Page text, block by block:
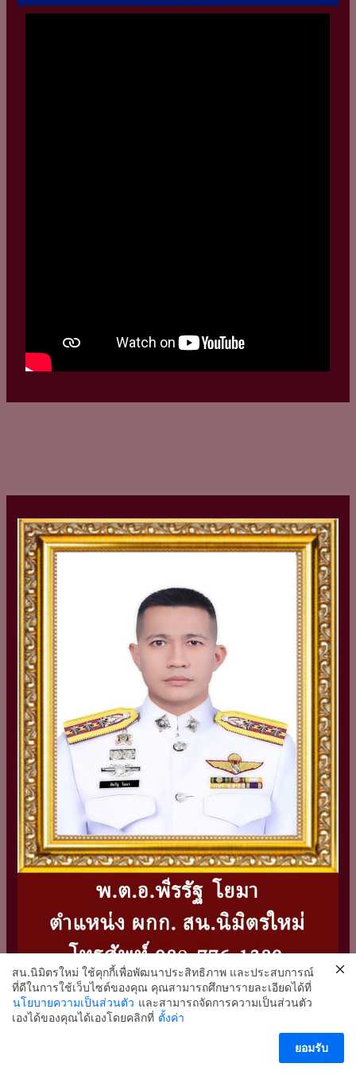
สน.นิมิตรใหม่ ใช้คุกกี้เพื่อพัฒนาประสิทธิภาพ และประสบการณ์
ที่ดีในการใช้เว็บไซต์ของคุณ คุณสามารถศึกษารายละเอียดได้ที่
นโยบายความเป็นส่วนตัว และสามารถจัดการความเป็นส่วนตัว
เองได้ของคุณได้เองโดยคลิกที่ ตั้งค่า
ยอมรับ